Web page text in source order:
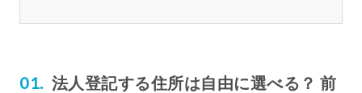
法人登記する住所は自由に選べる？ 前